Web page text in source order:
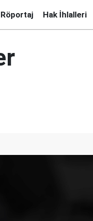
Röportaj Hak İhlalleri